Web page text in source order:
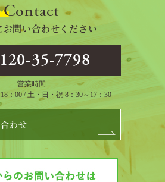
Contact
お問い合わせください
35-7798
営業時間
：00 / 土・日・祝 8：30～17：30
わせ